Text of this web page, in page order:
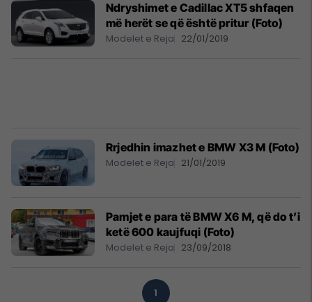
Ndryshimet e Cadillac XT5 shfaqen
më herët se që është pritur (Foto)
Modelet e Reja 22/01/2019
Rrjedhin imazhet e BMW X3 M (Foto)
Modelet e Reja 21/01/2019
Pamjet e para të BMW X6 M, që do t’i
ketë 600 kaujfuqi (Foto)
Modelet e Reja 23/09/2018
1